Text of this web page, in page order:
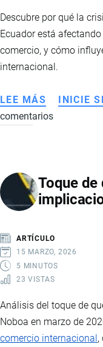
Descubre por qué la
Ecuador está
comercio, y cómo
internacional.
LEE MÁS SOBRE
CRISIS
EN
ECUADOR:
Y
EFECTOS
INICIE
comentarios
Toque de
ARTÍCULO
15 MARZO, 2026
5 MINUTOS
23 VISTAS
Análisis del toque de
Noboa en marzo de
comercio internacional ,